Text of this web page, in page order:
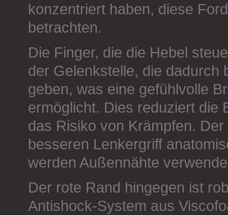
konzentriert haben, diese
betrachten.
Die Finger, die die Hebel
der Gelenkstelle, die dadurch
geben, was eine gefühlvolle
ermöglicht. Dies reduziert die
das Risiko von Krämpfen.
besseren Lenkergriff
werden Außennähte
Der rote Rand hingegen ist
Antishock-System aus